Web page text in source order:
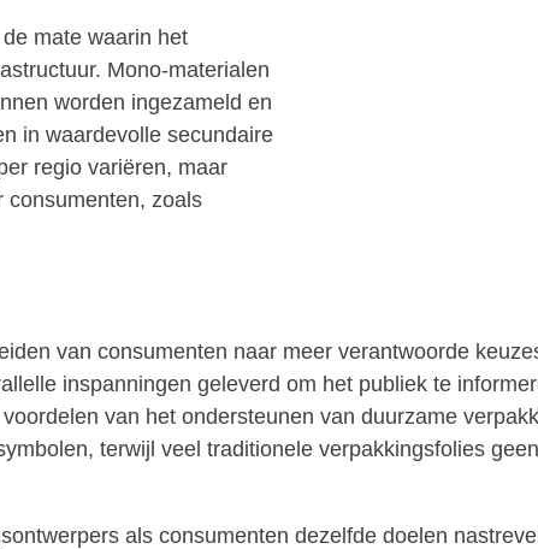
mate waarin het
Mono-materialen
worden ingezameld en
in waardevolle secundaire
regio variëren, maar
consumenten, zoals
van consumenten naar meer verantwoorde
inspanningen geleverd om het publiek te
van het ondersteunen van duurzame
terwijl veel traditionele verpakkingsfolies
als consumenten dezelfde doelen